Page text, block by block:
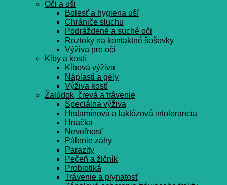
Oči a uši
Bolesť a hygiena uší
Chrániče sluchu
Podráždené a suché oči
Roztoky na kontaktné šošovky
Výživa pre oči
Kĺby a kosti
Kĺbová výživa
Náplasti a gély
Výživa kostí
Žalúdok, črevá a trávenie
Špeciálna výživa
Histamínová a laktózová intolerancia
Hnačka
Nevoľnosť
Pálenie záhy
Parazity
Pečeň a žlčník
Probiotiká
Trávenie a plynatosť